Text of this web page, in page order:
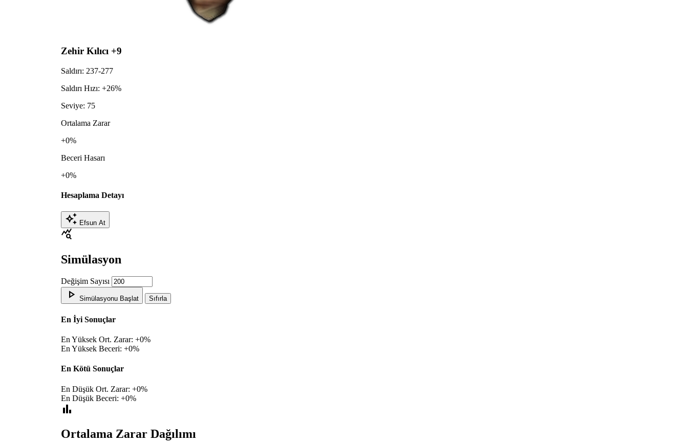
Zehir Kılıcı +9
Saldırı: 237-277
Saldırı Hızı: +26%
Seviye: 75
Ortalama Zarar
+0%
Beceri Hasarı
+0%
Hesaplama Detayı
auto_awesome Efsun At
query_stats
Simülasyon
Değişim Sayısı
play_arrow Simülasyonu Başlat Sıfırla
En İyi Sonuçlar
En Yüksek Ort. Zarar: +0%
En Yüksek Beceri: +0%
En Kötü Sonuçlar
En Düşük Ort. Zarar: +0%
En Düşük Beceri: +0%
bar_chart
Ortalama Zarar Dağılımı